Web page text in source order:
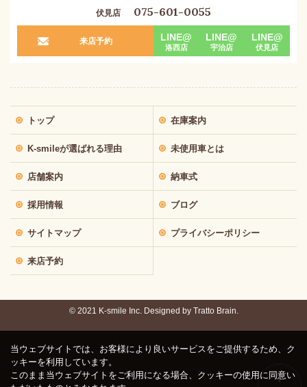
伏見店 075-601-0055
来店予約 LINE@
洛西店
LINE@
宇治店
LINE@
伏見店
トップ 在庫案内
K-smileが選ばれる理由 未使用車とは
店舗案内 納車式
採用情報 ブログ
サイトマップ プライバシーポリシー
来店予約
© 2021 K-smile Inc. Designed by Tratto Brain.
当ウェブサイトでは、お客様により良いサービスをご提供するため、ク
ッキーを利用しています。
このまま当ウェブサイトをご利用になる場合、クッキーの使用に同意い